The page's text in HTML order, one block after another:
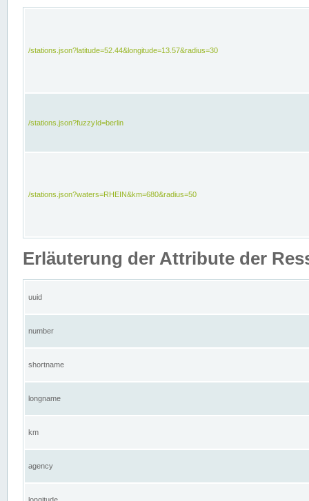
/stations.json?latitude=52.44&longitude=13.57&radius=30
/stations.json?fuzzyId=berlin
/stations.json?waters=RHEIN&km=680&radius=50
Erläuterung der Attribute der
uuid
number
shortname
longname
km
agency